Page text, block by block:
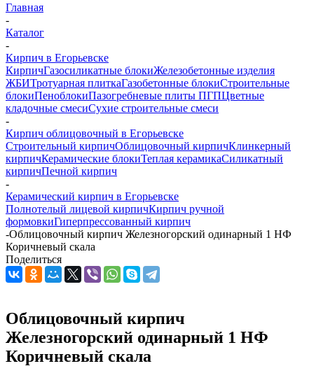
Главная
-
Каталог
-
Кирпич в Егорьевске
КирпичГазосиликатные блокиЖелезобетонные изделия
ЖБИТротуарная плиткаГазобетонные блокиСтроительные
блокиПеноблокиПазогребневые плиты ПГПЦветные
кладочные смесиСухие строительные смеси
-
Кирпич облицовочный в Егорьевске
Строительный кирпичОблицовочный кирпичКлинкерный
кирпичКерамические блокиТеплая керамикаСиликатный
кирпичПечной кирпич
-
Керамический кирпич в Егорьевске
Полнотелый лицевой кирпичКирпич ручной
формовкиГиперпрессованный кирпич
-Облицовочный кирпич Железногорский одинарный 1 НФ
Коричневый скала
Поделиться
Облицовочный кирпич
Железногорский одинарный 1 НФ
Коричневый скала